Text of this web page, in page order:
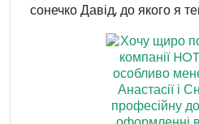
сонечко Давід, до якого я